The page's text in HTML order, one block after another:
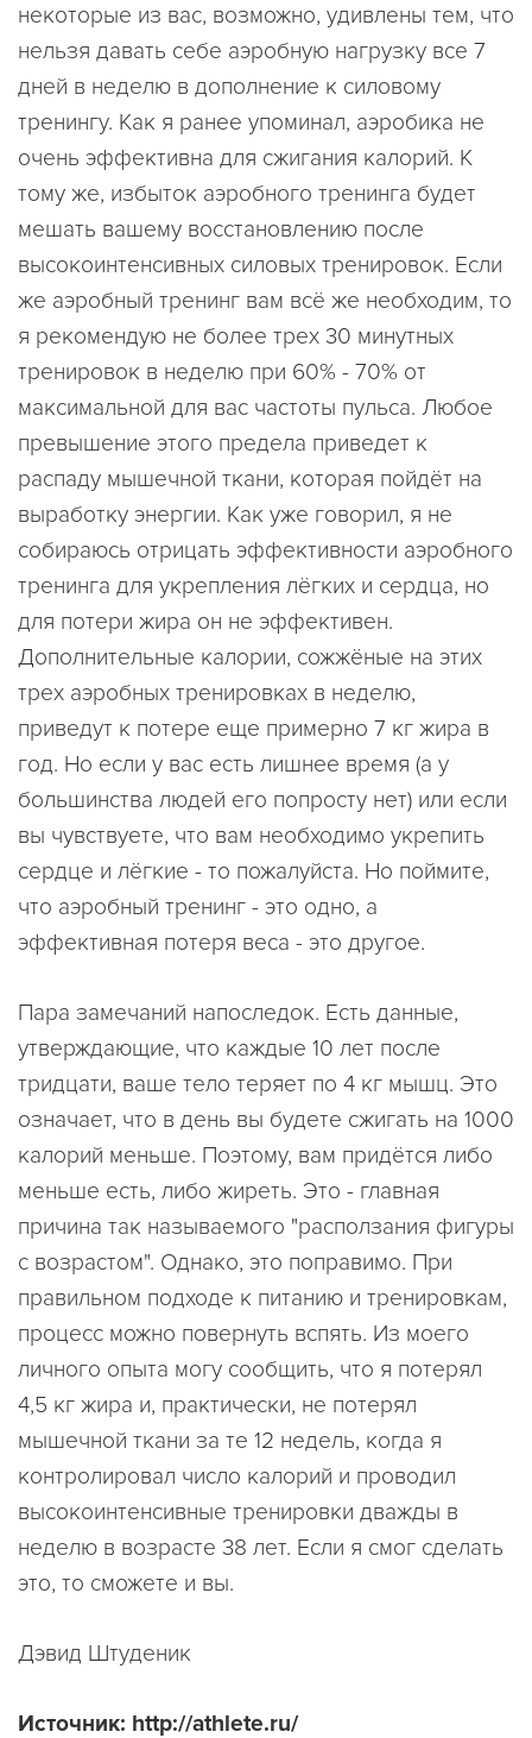
некоторые из вас, возможно, удивлены тем, что
нельзя давать себе аэробную нагрузку все 7
дней в неделю в дополнение к силовому
тренингу. Как я ранее упоминал, аэробика не
очень эффективна для сжигания калорий. К
тому же, избыток аэробного тренинга будет
мешать вашему восстановлению после
высокоинтенсивных силовых тренировок. Если
же аэробный тренинг вам всё же необходим, то
я рекомендую не более трех 30 минутных
тренировок в неделю при 60% - 70% от
максимальной для вас частоты пульса. Любое
превышение этого предела приведет к
распаду мышечной ткани, которая пойдёт на
выработку энергии. Как уже говорил, я не
собираюсь отрицать эффективности аэробного
тренинга для укрепления лёгких и сердца, но
для потери жира он не эффективен.
Дополнительные калории, сожжёные на этих
трех аэробных тренировках в неделю,
приведут к потере еще примерно 7 кг жира в
год. Но если у вас есть лишнее время (а у
большинства людей его попросту нет) или если
вы чувствуете, что вам необходимо укрепить
сердце и лёгкие - то пожалуйста. Но поймите,
что аэробный тренинг - это одно, а
эффективная потеря веса - это другое.
Пара замечаний напоследок. Есть данные,
утверждающие, что каждые 10 лет после
тридцати, ваше тело теряет по 4 кг мышц. Это
означает, что в день вы будете сжигать на 1000
калорий меньше. Поэтому, вам придётся либо
меньше есть, либо жиреть. Это - главная
причина так называемого "расползания фигуры
с возрастом". Однако, это поправимо. При
правильном подходе к питанию и тренировкам,
процесс можно повернуть вспять. Из моего
личного опыта могу сообщить, что я потерял
4,5 кг жира и, практически, не потерял
мышечной ткани за те 12 недель, когда я
контролировал число калорий и проводил
высокоинтенсивные тренировки дважды в
неделю в возрасте 38 лет. Если я смог сделать
это, то сможете и вы.
Дэвид Штуденик
Источник: http://athlete.ru/